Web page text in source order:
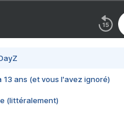
13 ans (et vous l'avez ignoré)
(littéralement)